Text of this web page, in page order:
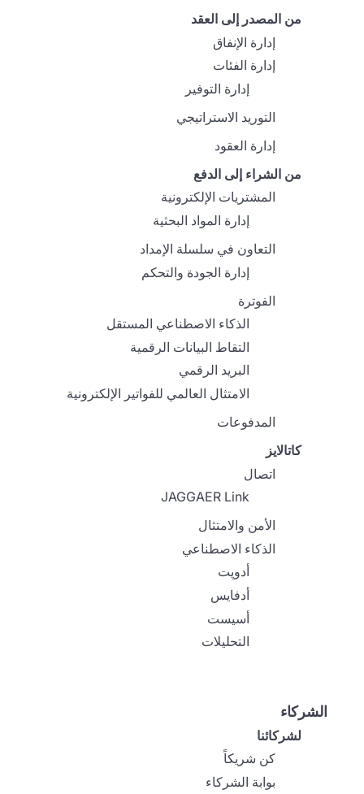
من المصدر إلى العقد
إدارة الإنفاق
إدارة الفئات
إدارة التوفير
التوريد الاستراتيجي
إدارة العقود
من الشراء إلى الدفع
المشتريات الإلكترونية
إدارة المواد البحثية
التعاون في سلسلة الإمداد
إدارة الجودة والتحكم
الفوترة
الذكاء الاصطناعي المستقل
التقاط البيانات الرقمية
البريد الرقمي
الامتثال العالمي للفواتير الإلكترونية
المدفوعات
كاتالايز
اتصال
JAGGAER Link
الأمن والامتثال
الذكاء الاصطناعي
أدوپت
أدفايس
أسيست
التحليلات
الشركاء
لشركائنا
كن شريكاً
بوابة الشركاء